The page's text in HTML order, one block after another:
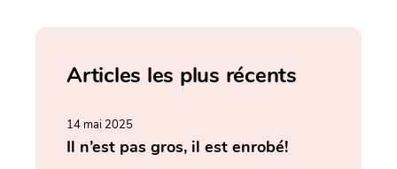
Articles les plus récents
14 mai 2025
Il n’est pas gros, il est enrobé!